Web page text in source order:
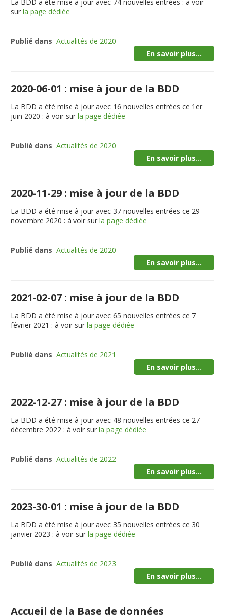
surla page dédiée
Publié dans Actualités de 2020
En savoir plus...
2020-06-01 : mise à jour de la BDD
La BDD a été mise à jour avec 16 nouvelles entrées ce 1er
juin 2020 : à voir surla page dédiée
Publié dans Actualités de 2020
En savoir plus...
2020-11-29 : mise à jour de la BDD
La BDD a été mise à jour avec 37 nouvelles entrées ce 29
novembre 2020 : à voir surla page dédiée
Publié dans Actualités de 2020
En savoir plus...
2021-02-07 : mise à jour de la BDD
La BDD a été mise à jour avec 65 nouvelles entrées ce 7
février 2021 : à voir surla page dédiée
Publié dans Actualités de 2021
En savoir plus...
2022-12-27 : mise à jour de la BDD
La BDD a été mise à jour avec 48 nouvelles entrées ce 27
décembre 2022 : à voir surla page dédiée
Publié dans Actualités de 2022
En savoir plus...
2023-30-01 : mise à jour de la BDD
La BDD a été mise à jour avec 35 nouvelles entrées ce 30
janvier 2023 : à voir surla page dédiée
Publié dans Actualités de 2023
En savoir plus...
Accueil de la Base de données